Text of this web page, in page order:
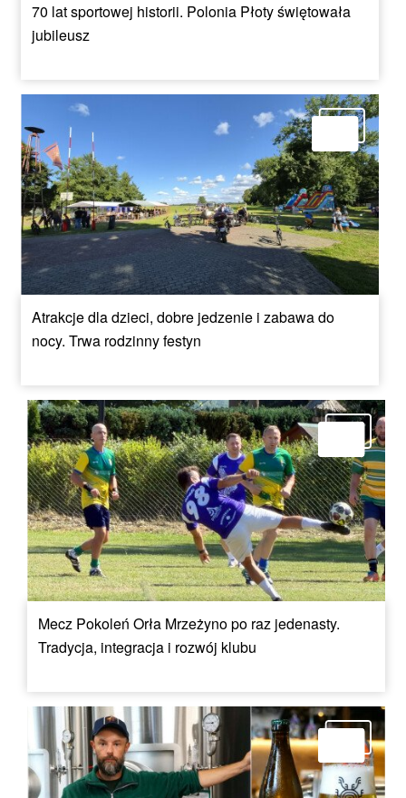
70 lat sportowej historii. Polonia Płoty świętowała
jubileusz
Atrakcje dla dzieci, dobre jedzenie i zabawa do
nocy. Trwa rodzinny festyn
Mecz Pokoleń Orła Mrzeżyno po raz jedenasty.
Tradycja, integracja i rozwój klubu